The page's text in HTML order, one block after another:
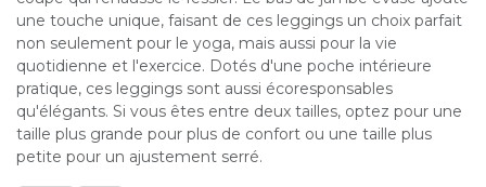
une touche unique, faisant de ces leggings un choix parfait
non seulement pour le yoga, mais aussi pour la vie
quotidienne et l'exercice. Dotés d'une poche intérieure
pratique, ces leggings sont aussi écoresponsables
qu'élégants. Si vous êtes entre deux tailles, optez pour une
taille plus grande pour plus de confort ou une taille plus
petite pour un ajustement serré.